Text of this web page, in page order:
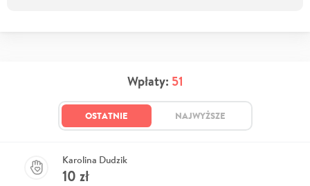
Wpłaty: 51
OSTATNIE NAJWYŻSZE
Karolina Dudzik
10 zł